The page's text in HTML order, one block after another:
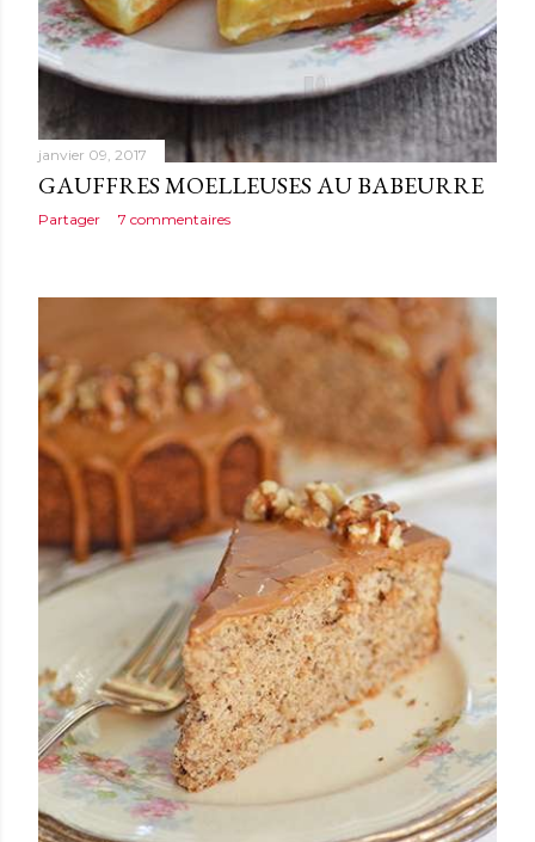
janvier 09, 2017
GAUFFRES MOELLEUSES AU BABEURRE
Partager 7 commentaires